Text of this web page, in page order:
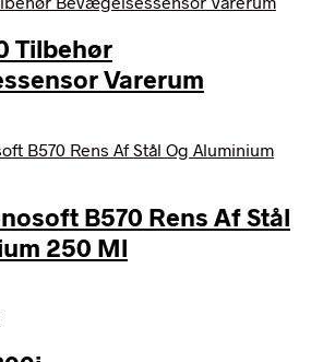
Tilbehør
Varerum
B570 Rens Af Stål
250 Ml